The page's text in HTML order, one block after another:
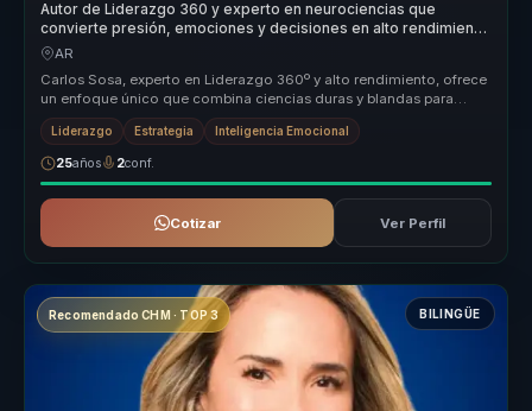
Autor de Liderazgo 360 y experto en neurociencias que
convierte presión, emociones y decisiones en alto rendimiento
para líderes y equipos.
AR
Carlos Sosa, experto en Liderazgo 360º y alto rendimiento, ofrece
un enfoque único que combina ciencias duras y blandas para
optimizar la...
Liderazgo Estrategia Inteligencia Emocional
25años 2conf.
Cotizar Ver Perfil
Recomendado CHM · TOP 3 BILINGÜE